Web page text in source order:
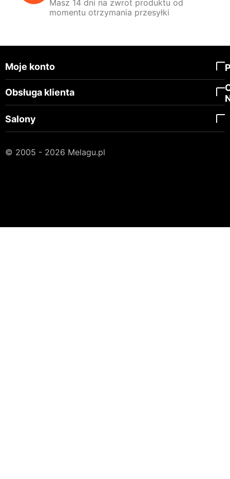
Masz 14 dni na zwrot produktu od
momentu otrzymania przesyłki
Moje konto
Obsługa klienta
Salony
© 2005 - 2026 Melagu.pl